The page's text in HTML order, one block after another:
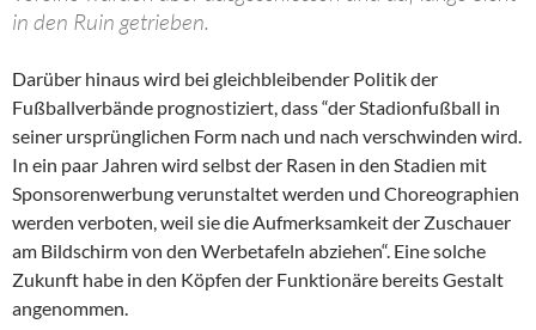
in den Ruin getrieben.
Darüber hinaus wird bei gleichbleibender Politik der
Fußballverbände prognostiziert, dass “der Stadionfußball in
seiner ursprünglichen Form nach und nach verschwinden wird.
In ein paar Jahren wird selbst der Rasen in den Stadien mit
Sponsorenwerbung verunstaltet werden und Choreographien
werden verboten, weil sie die Aufmerksamkeit der Zuschauer
am Bildschirm von den Werbetafeln abziehen“. Eine solche
Zukunft habe in den Köpfen der Funktionäre bereits Gestalt
angenommen.